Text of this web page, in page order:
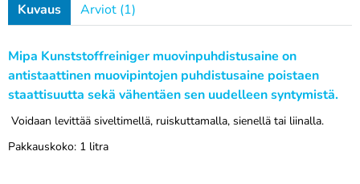
Kuvaus Arviot (1)
Mipa Kunststoffreiniger muovinpuhdistusaine on
antistaattinen muovipintojen puhdistusaine poistaen
staattisuutta sekä vähentäen sen uudelleen syntymistä.
Voidaan levittää siveltimellä, ruiskuttamalla, sienellä tai liinalla.
Pakkauskoko: 1 litra